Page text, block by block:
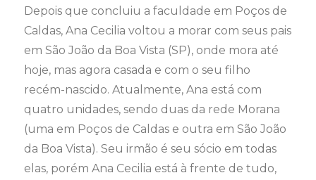
Depois que concluiu a faculdade em Poços de
Caldas, Ana Cecilia voltou a morar com seus pais
em São João da Boa Vista (SP), onde mora até
hoje, mas agora casada e com o seu filho
recém-nascido. Atualmente, Ana está com
quatro unidades, sendo duas da rede Morana
(uma em Poços de Caldas e outra em São João
da Boa Vista). Seu irmão é seu sócio em todas
elas, porém Ana Cecilia está à frente de tudo,